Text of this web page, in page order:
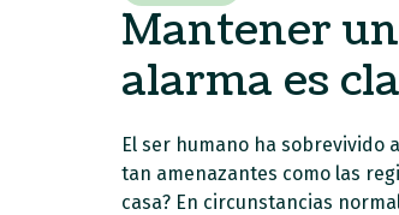
Mantener
alarma es
El ser humano ha sobrevivido
tan amenazantes como las
casa? En circunstancias